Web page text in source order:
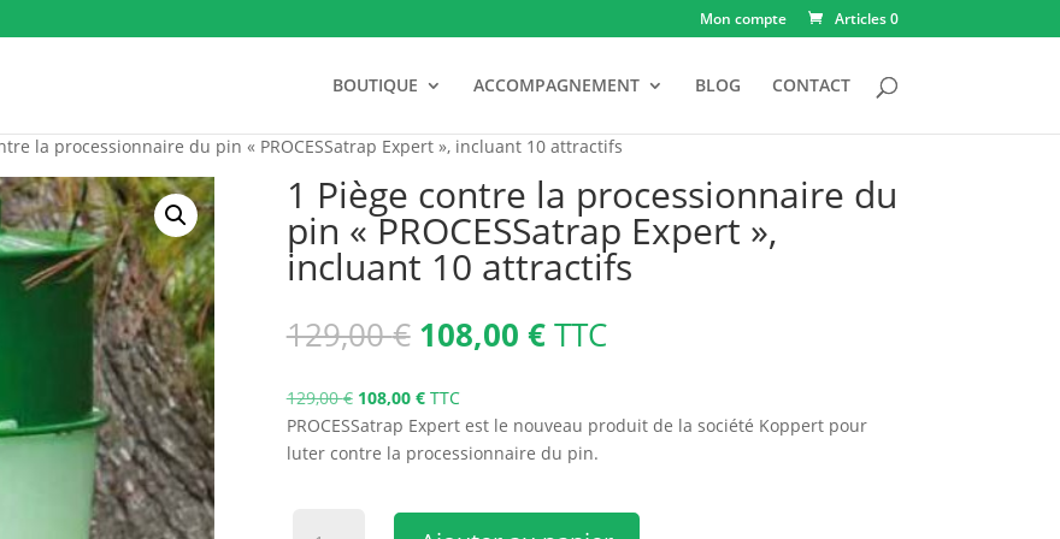
Mon compte Articles 0
BOUTIQUE ACCOMPAGNEMENT BLOG CONTACT
la processionnaire du pin « PROCESSatrap Expert », incluant 10 attractifs
1 Piège contre la processionnaire du
pin « PROCESSatrap Expert »,
incluant 10 attractifs
129,00€ Le
prix
initial
était :
129,00 €.
108,00 €Le
prix
est :
108,00 €.
TTC
129,00€ Le
prix
initial
129,00 €.
108,00 €Le
prix
actuel
108,00 €.
TTC
PROCESSatrap Expert est le nouveau produit de la société Koppert pour
luter contre la processionnaire du pin.